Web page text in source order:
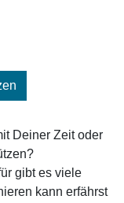
Deiner Zeit oder
gibt es viele
kann erfährst